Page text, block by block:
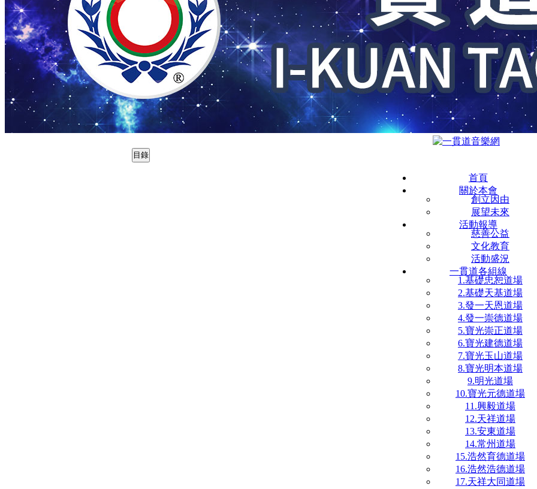
目錄
首頁
關於本會
創立因由
展望未來
活動報導
慈善公益
文化教育
活動盛況
一貫道各組線
1.基礎忠恕道場
2.基礎天基道場
3.發一天恩道場
4.發一崇德道場
5.寶光崇正道場
6.寶光建德道場
7.寶光玉山道場
8.寶光明本道場
9.明光道場
10.寶光元德道場
11.興毅道場
12.天祥道場
13.安東道場
14.常州道場
15.浩然育德道場
16.浩然浩德道場
17.天祥大同道場